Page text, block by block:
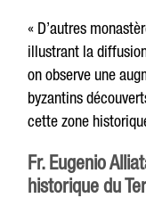
« D’autres
illustrant la
on observe une
byzantins
cette zone
Fr. Eugenio
historique du